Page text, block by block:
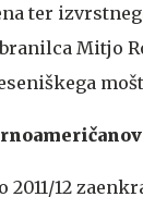
ter
Mitjo
2011/12